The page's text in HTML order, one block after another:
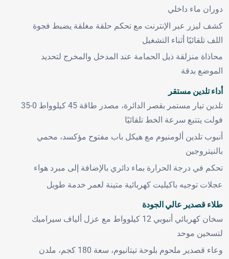
دوران ماء داخلي
كشف ليزر عبر الإنترنت مع تحكم حلقة مغلقة يضبط فجوة
اللف تلقائيًا أثناء التشغيل
محاذاة منزلقة ذيل الحمامة عند المدخل والمخرج لتحديد
الموضع بدقة
أداء تلدين مستقر
تلدين تيار مستمر بقصر الدائرة، مصدر طاقة 45 كيلوواط 0-35
فولت يتتبع سرعة الخط تلقائيًا
أنبوب تلدين ألومنيوم مع هيكل باب مفتوح مؤكسد، محمي
بالنيتروجين
تحكم في درجة الحرارة بماء دائري بالإضافة إلى مبرد هواء
عجلات توجيه باكيليت كهربائية متينة لعمر خدمة طويل
طلاء قصدير عالي الجودة
سخان كهربائي أنبوبي 12 كيلوواط مع عزل ألياف سيراميك
لتسخين موحد
وعاء قصدير ملحوم بلوحة تيتانيوم، سعة 180 كجم، ملدن